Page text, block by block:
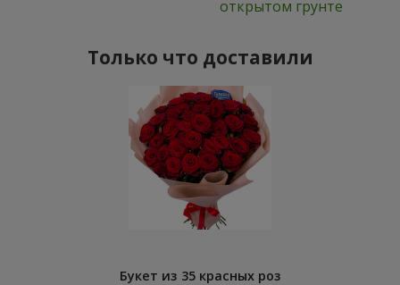
открытом грунте
Только что доставили
Букет из 35 красных роз